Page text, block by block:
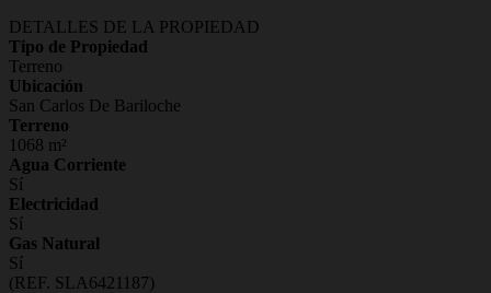
DETALLES DE LA PROPIEDAD
Tipo de Propiedad
Terreno
Ubicación
San Carlos De Bariloche
Terreno
1068 m²
Agua Corriente
Sí
Electricidad
Sí
Gas Natural
Sí
(REF. SLA6421187)